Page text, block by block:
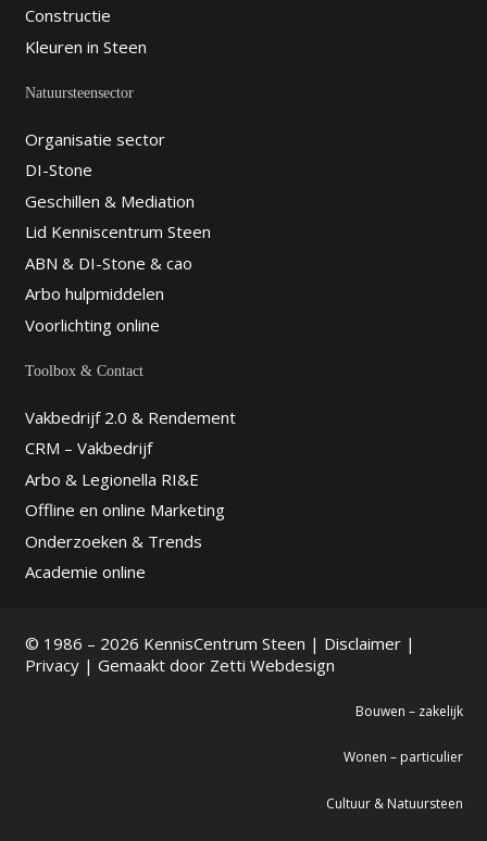
Constructie
Kleuren in Steen
Natuursteensector
Organisatie sector
DI-Stone
Geschillen & Mediation
Lid Kenniscentrum Steen
ABN & DI-Stone & cao
Arbo hulpmiddelen
Voorlichting online
Toolbox & Contact
Vakbedrijf 2.0 & Rendement
CRM – Vakbedrijf
Arbo & Legionella RI&E
Offline en online Marketing
Onderzoeken & Trends
Academie online
© 1986 – 2026 KennisCentrum Steen | Disclaimer|
Privacy| Gemaakt door Zetti Webdesign
Bouwen – zakelijk
Wonen – particulier
Cultuur & Natuursteen